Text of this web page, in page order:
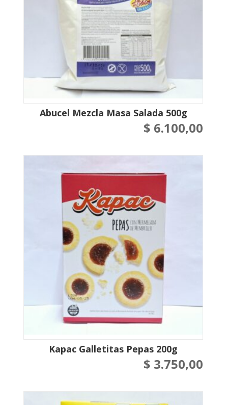
Abucel Mezcla Masa Salada 500g
$ 6.100,00
Kapac Galletitas Pepas 200g
$ 3.750,00